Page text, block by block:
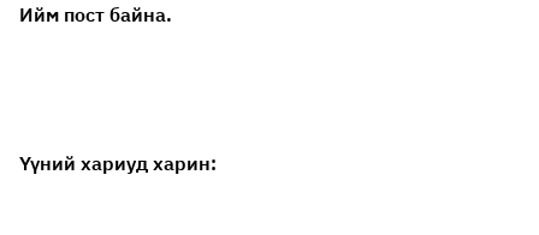
Ийм пост байна.
Үүний хариуд харин: